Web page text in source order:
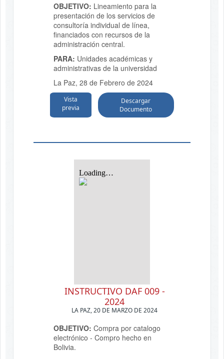
OBJETIVO: Lineamiento para la
presentación de los servicios de
consultoría individual de línea,
financiados con recursos de la
administración central.
PARA: Unidades académicas y
administrativas de la universidad
La Paz, 28 de Febrero de 2024
Vista
previa
Descargar
Documento
INSTRUCTIVO DAF 009 -
2024
LA PAZ, 20 DE MARZO DE 2024
OBJETIVO: Compra por catalogo
electrónico - Compro hecho en
Bolivia.